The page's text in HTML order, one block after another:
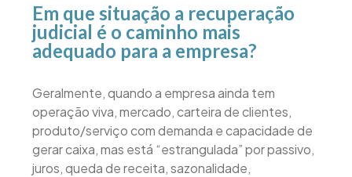
Em que situação a recuperação
judicial é o caminho mais
adequado para a empresa?
Geralmente, quando a empresa ainda tem
operação viva, mercado, carteira de clientes,
produto/serviço com demanda e capacidade de
gerar caixa, mas está “estrangulada” por passivo,
juros, queda de receita, sazonalidade,